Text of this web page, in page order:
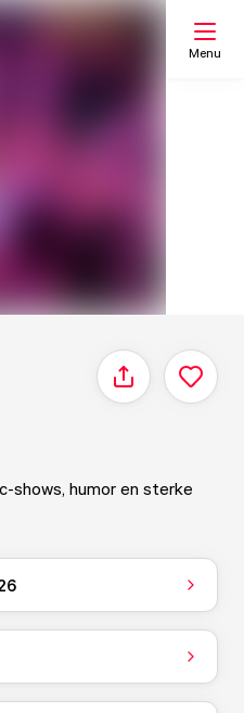
Menu
Delen
shows, humor en sterke